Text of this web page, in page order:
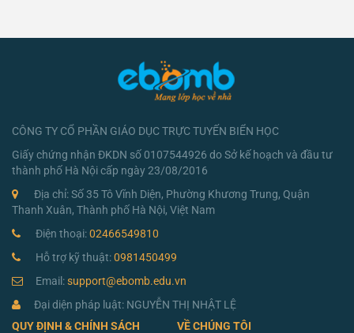
CÔNG TY CỔ PHẦN GIÁO DỤC TRỰC TUYẾN BIỂN HỌC
Giấy chứng nhận ĐKDN số 0107544926 do Sở kế hoạch và đầu tư
thành phố Hà Nội cấp ngày 23/08/2016
Địa chỉ: Số 35 Tô Vĩnh Diện, Phường Khương Trung, Quận
Thanh Xuân, Thành phố Hà Nội, Việt Nam
Điện thoại:02466549810
Hỗ trợ kỹ thuật:0981450499
Email:support@ebomb.edu.vn
Đại diện pháp luật: NGUYỄN THỊ NHẬT LỆ
QUY ĐỊNH & CHÍNH SÁCH
VỀ CHÚNG TÔI